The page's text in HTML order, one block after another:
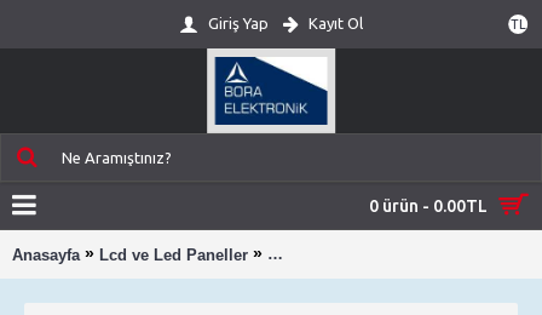
TL
Giriş Yap Kayıt Ol
0 ürün - 0.00TL
Anasayfa » Lcd ve Led Paneller » T400HW03 V2 , AUO LCD PANEL ,